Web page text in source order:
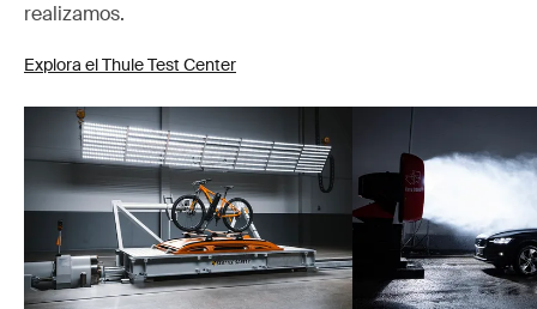
realizamos.
Explora el Thule Test Center